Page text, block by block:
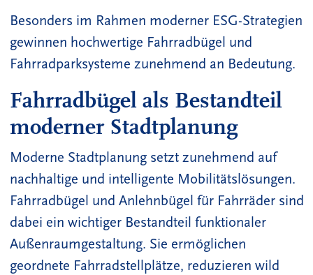
Besonders im Rahmen moderner ESG-Strategien
gewinnen hochwertige Fahrradbügel und
Fahrradparksysteme zunehmend an Bedeutung.
Fahrradbügel als Bestandteil
moderner Stadtplanung
Moderne Stadtplanung setzt zunehmend auf
nachhaltige und intelligente Mobilitätslösungen.
Fahrradbügel und Anlehnbügel für Fahrräder sind
dabei ein wichtiger Bestandteil funktionaler
Außenraumgestaltung. Sie ermöglichen
geordnete Fahrradstellplätze, reduzieren wild